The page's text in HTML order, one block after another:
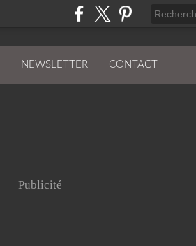
NEWSLETTER CONTACT
Publicité